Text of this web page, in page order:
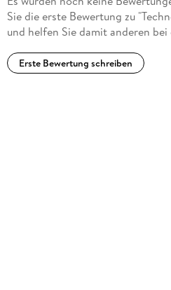
Sie die erste Bewertung zu
und helfen Sie damit anderen
Erste Bewertung schreiben